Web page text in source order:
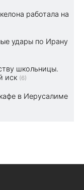
работала на
удары по Ирану
школьницы.
иск (6)
в Иерусалиме